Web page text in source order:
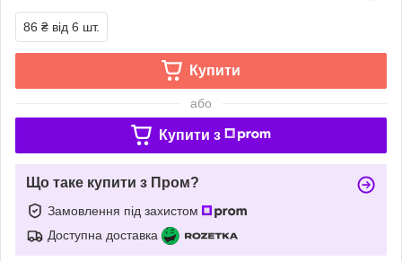
86 ₴ від 6 шт.
Купити
або
Купити з
Що таке купити з Пром?
Замовлення під захистом
Доступна доставка